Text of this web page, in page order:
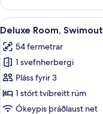
svíta
(deluxe)
Skoða
allar
myndir
fyrir
Deluxe
Room,
Swimout
8
Deluxe Room,
54 fermetrar
1 svefnherbergi
Pláss fyrir 3
1 stórt tvíbreitt rúm
Ókeypis þráðlaust net